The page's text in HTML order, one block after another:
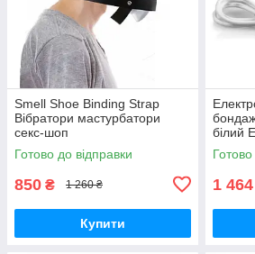
Smell Shoe Binding Strap
Вібратори мастурбатори
секс-шоп
Готово до відправки
850 ₴ 1 260 ₴
Купити
білий
секс-
1 464